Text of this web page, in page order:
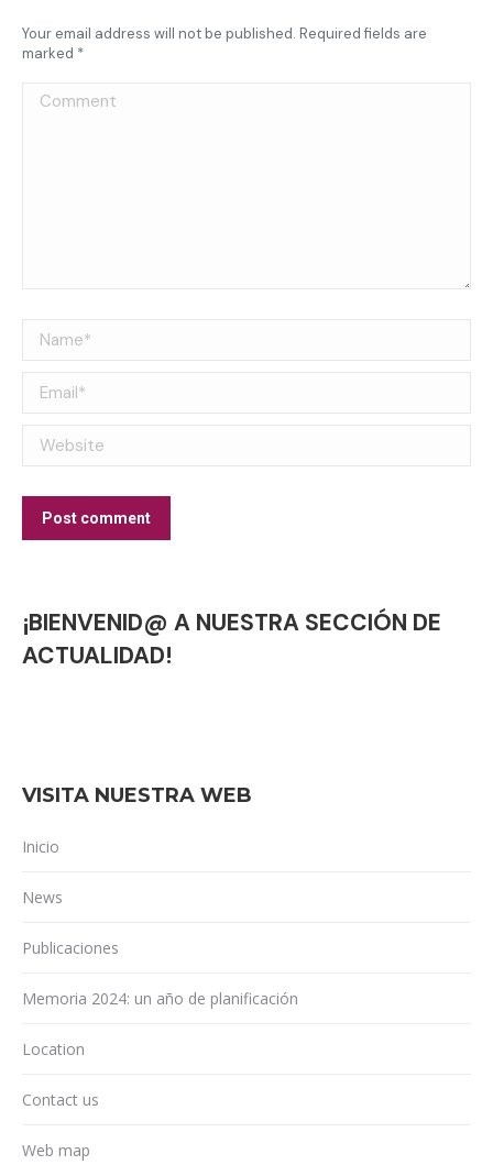
Your email address will not be published. Required fields are
marked *
Comment
Name *
Email *
Website
Post comment
¡BIENVENID@ A NUESTRA SECCIÓN DE
ACTUALIDAD!
VISITA NUESTRA WEB
Inicio
News
Publicaciones
Memoria 2024: un año de planificación
Location
Contact us
Web map